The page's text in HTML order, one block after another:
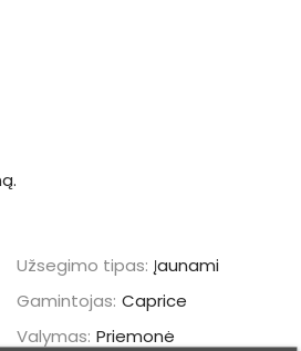
Užsegimo tipas: Įaunami
Gamintojas: Caprice
Valymas: Priemonė